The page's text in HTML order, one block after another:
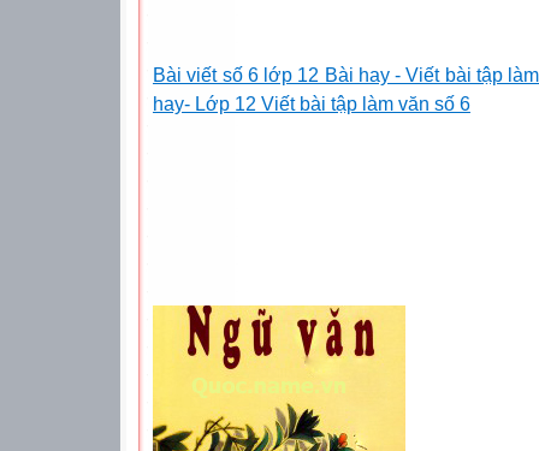
Bài viết số 6 lớp 12 Bài hay - Viết bài tập
hay- Lớp 12 Viết bài tập làm văn số 6